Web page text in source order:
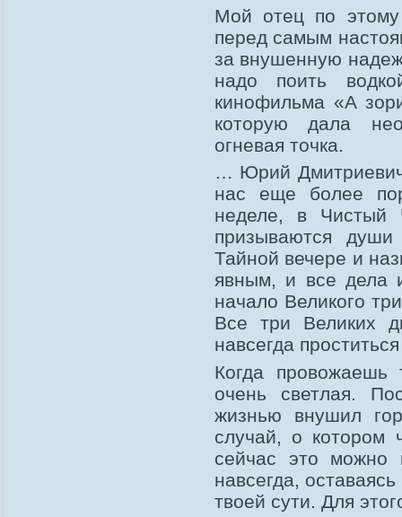
Мой отец по
перед самым
за внушенную
надо поить
кинофильма «А
которую дала
огневая точка.
… Юрий
нас еще более
неделе, в Чистый
призываются
Тайной вечере и
явным, и все дела
начало Великого
Все три Великих
навсегда
Когда провожаешь
очень светлая.
жизнью внушил
случай, о котором
сейчас это можно
навсегда,
твоей сути. Для